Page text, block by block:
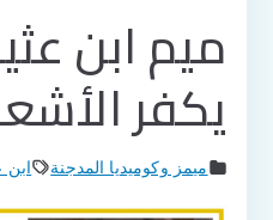
ميم ابن
يكفر
ميمز وكوميديا المدجنة ابن